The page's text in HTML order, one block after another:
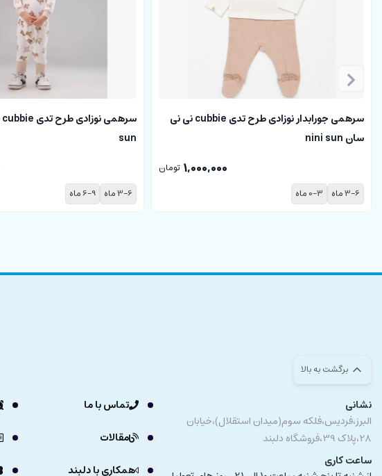
سرهمی جورابدار نوزادی طرح تدی cubbie نی نی
سان nini sun
1,000,000 تومان
3-6 ماه
0-3 ماه
sun
3-6 ماه
6-9 ماه
برگشت به بالا
نشانی
البرز،فردیس،فلکه سوم(میدان استقلال)،خیابان
28،پلاک 39،فروشگاه دلبند
ساعت کاری
تماس با ما
مقالات
همکاری با دلبند